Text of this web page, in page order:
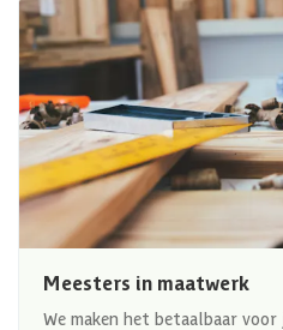
Meesters in maatwerk
We maken het betaalbaar